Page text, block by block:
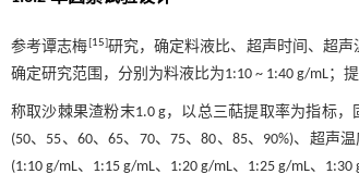
参考谭志梅[15]研究，确定料液比、超声时间、超
确定研究范围，分别为料液比为1:10 ~ 1:40 g/mL；
称取沙棘果渣粉末1.0 g，以总三萜提取率为指标
(50、55、60、65、70、75、80、85、90%)、超声
(1:10 g/mL、1:15 g/mL、1:20 g/mL、1:25 g/mL、